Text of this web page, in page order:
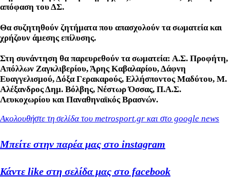
απόφαση του ΔΣ.
Θα συζητηθούν ζητήματα που απασχολούν τα σωματεία και
χρήζουν άμεσης επίλυσης.
Στη συνάντηση θα παρευρεθούν τα σωματεία: Α.Σ. Προφήτη,
Απόλλων Ζαγκλιβερίου, Άρης Καβαλαρίου, Δάφνη
Ευαγγελισμού, Δόξα Γερακαρούς, Ελλήσποντος Μαδύτου, Μ.
Αλέξανδρος Δημ. Βόλβης, Νέστωρ Όσσας, Π.Α.Σ.
Λευκοχωρίου και Παναθηναϊκός Βρασνών.
Ακολουθήστε τη σελίδα του metrosport.gr και στο google news
Μπείτε στην παρέα μας στο instagram
Κάντε like στη σελίδα μας στο facebook